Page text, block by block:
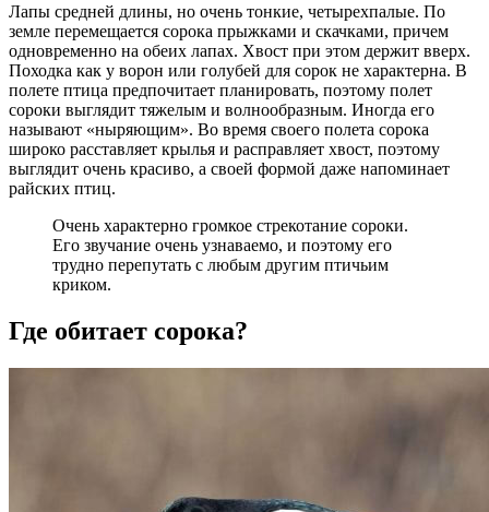
Лапы средней длины, но очень тонкие, четырехпалые. По
земле перемещается сорока прыжками и скачками, причем
одновременно на обеих лапах. Хвост при этом держит вверх.
Походка как у ворон или голубей для сорок не характерна. В
полете птица предпочитает планировать, поэтому полет
сороки выглядит тяжелым и волнообразным. Иногда его
называют «ныряющим». Во время своего полета сорока
широко расставляет крылья и расправляет хвост, поэтому
выглядит очень красиво, а своей формой даже напоминает
райских птиц.
Очень характерно громкое стрекотание сороки.
Его звучание очень узнаваемо, и поэтому его
трудно перепутать с любым другим птичьим
криком.
Где обитает сорока?